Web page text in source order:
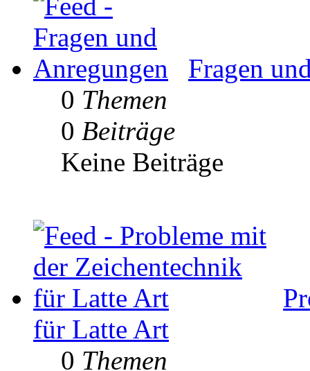
Fragen
0 Themen
0 Beiträge
Keine Beiträge
für Latte Art
0 Themen